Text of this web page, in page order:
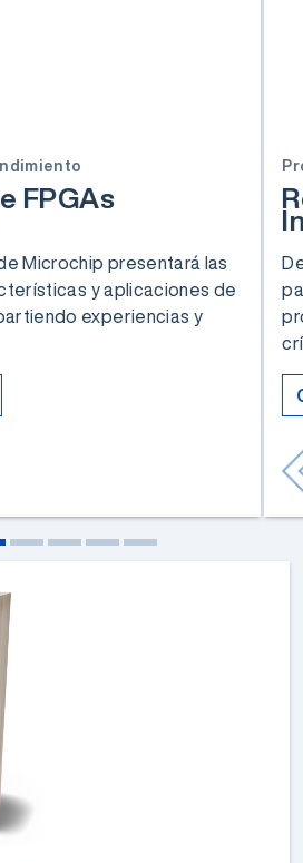
FPGAs
Microchip presentará las
y aplicaciones de
experiencias y